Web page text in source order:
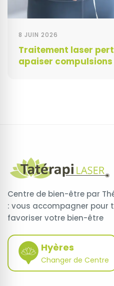
8 JUIN 2026
Traitement laser
apaiser
Centre de bien-être par
: vous accompagner pour
favoriser votre bien-être
Hyères
Changer de Centre